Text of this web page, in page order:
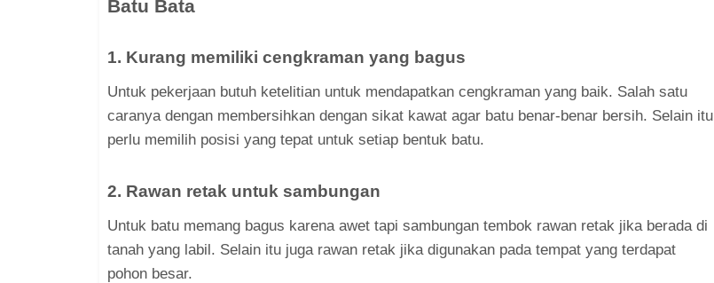
Batu Bata
1. Kurang memiliki cengkraman yang bagus
Untuk pekerjaan butuh ketelitian untuk mendapatkan cengkraman yang baik. Salah satu
caranya dengan membersihkan dengan sikat kawat agar batu benar-benar bersih. Selain itu
perlu memilih posisi yang tepat untuk setiap bentuk batu.
2. Rawan retak untuk sambungan
Untuk batu memang bagus karena awet tapi sambungan tembok rawan retak jika berada di
tanah yang labil. Selain itu juga rawan retak jika digunakan pada tempat yang terdapat
pohon besar.